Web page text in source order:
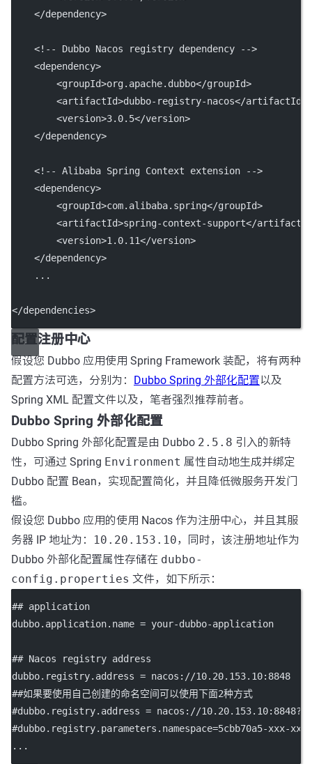
    </
dependency>
<!-- Dubbo Nacos registry dependency -->
    <
dependency>
        <
groupId>org.apache.dubbo</groupId>
        <
artifactId>dubbo-registry-nacos</artifactId
        <
version>3.0.5</version>
    </
dependency>
<!-- Alibaba Spring Context extension -->
    <
dependency>
        <
groupId>com.alibaba.spring</groupId>
        <
artifactId>spring-context-support</artifactId
        <
version>1.0.11</version>
    </
dependency>
    ...
</dependencies>
配置注册中心
假设您 Dubbo 应用使用 Spring Framework 装配，将有两种
配置方法可选，分别为： Dubbo Spring 外部化配置以及
Spring XML 配置文件以及，笔者强烈推荐前者。
Dubbo Spring 外部化配置
Dubbo Spring 外部化配置是由 Dubbo 2.5.8 引入的新特
性，可通过 Spring Environment 属性自动地生成并绑定
Dubbo 配置 Bean，实现配置简化，并且降低微服务开发门
槛。
假设您 Dubbo 应用的使用 Nacos 作为注册中心，并且其服
务器 IP 地址为：
10.20.153.10，同时，该注册地址作为
Dubbo 外部化配置属性存储在 dubbo-
config.properties 文件，如下所示：
## application
dubbo.application.name = your-dubbo-application
## Nacos registry address
dubbo.registry.address = nacos://10.20.153.10:8848
##如果要使用自己创建的命名空间可以使用下面2种方式
#dubbo.registry.address = nacos://
#dubbo.registry.parameters.namespace=5cbb70a5-xxx-xxx-
...